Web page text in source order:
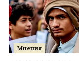
Мнения